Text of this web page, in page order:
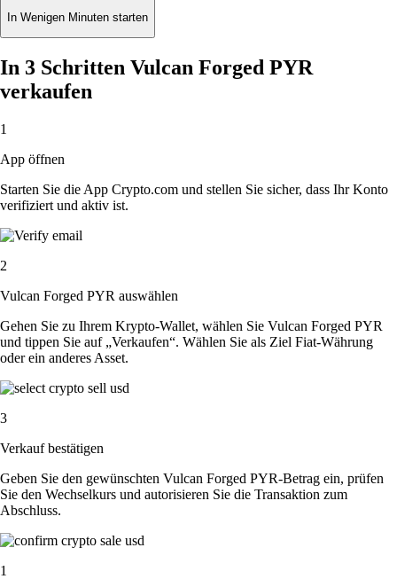
In Wenigen Minuten starten
In 3 Schritten Vulcan Forged PYR
verkaufen
1
App öffnen
Starten Sie die App Crypto.com und stellen Sie sicher, dass Ihr Konto
verifiziert und aktiv ist.
2
Vulcan Forged PYR auswählen
Gehen Sie zu Ihrem Krypto-Wallet, wählen Sie Vulcan Forged PYR
und tippen Sie auf „Verkaufen“. Wählen Sie als Ziel Fiat-Währung
oder ein anderes Asset.
3
Verkauf bestätigen
Geben Sie den gewünschten Vulcan Forged PYR-Betrag ein, prüfen
Sie den Wechselkurs und autorisieren Sie die Transaktion zum
Abschluss.
1